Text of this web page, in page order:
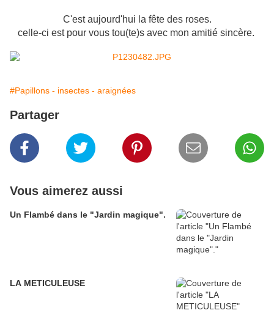
C'est aujourd'hui la fête des roses.
celle-ci est pour vous tou(te)s avec mon amitié sincère.
#Papillons - insectes - araignées
Partager
Vous aimerez aussi
Un Flambé dans le "Jardin magique".
LA METICULEUSE